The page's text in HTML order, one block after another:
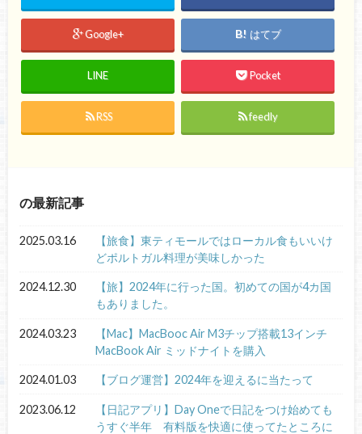
Google+ はてブ
LINE Pocket
RSS feedly
の最新記事
2025.03.16
【旅食】東ティモールではローカル食もいいけ
どポルトガル料理が美味しかった
2024.12.30
【旅】2024年に行った国。初めての国が4カ国
もありました。
2024.03.23
【Mac】MacBooc Air M3チップ搭載13インチ
MacBook Air ミッドナイトを購入
2024.01.03 【ブログ運営】2024年を迎えるに当たって
2023.06.12
【日記アプリ】Day Oneで日記をつけ始めても
うすぐ半年 有料版を快適に使ってたところに